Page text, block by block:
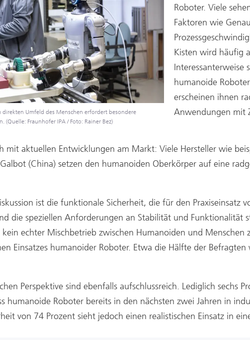
direkten Umfeld des Menschen erfordert besondere
(Quelle: Fraunhofer IPA / Foto: Rainer Bez)
Roboter. Viele
Faktoren wie
Kisten wird häufig
Interessanterweise
humanoide
erscheinen ihnen
Anwendungen mit
mit aktuellen Entwicklungen am Markt: Viele Hersteller wie
(China) setzen den humanoiden Oberkörper auf eine
ist die funktionale Sicherheit, die für den Praxiseinsatz
die speziellen Anforderungen an Stabilität und Funktionalität
echter Mischbetrieb zwischen Humanoiden und Menschen
Einsatzes humanoider Roboter. Etwa die Hälfte der
Perspektive sind ebenfalls aufschlussreich. Lediglich sechs
humanoide Roboter bereits in den nächsten zwei Jahren in
von 74 Prozent sieht jedoch einen realistischen Einsatz in